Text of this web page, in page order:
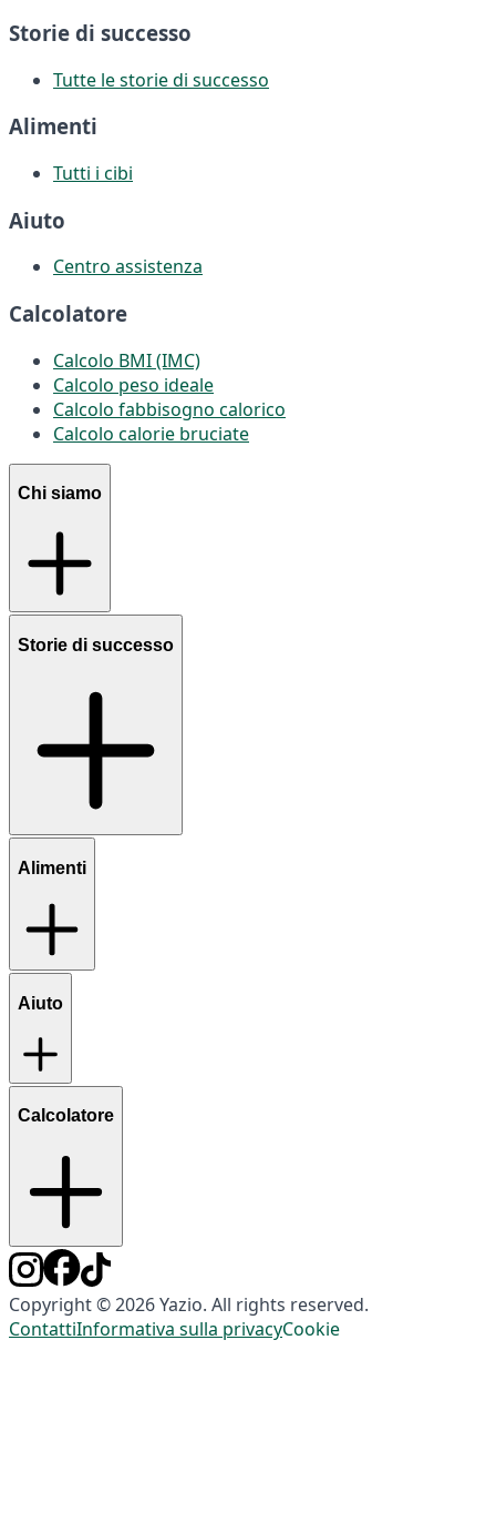
Storie di successo
Tutte le storie di successo
Alimenti
Tutti i cibi
Aiuto
Centro assistenza
Calcolatore
Calcolo BMI (IMC)
Calcolo peso ideale
Calcolo fabbisogno calorico
Calcolo calorie bruciate
Chi siamo
Storie di successo
Alimenti
Aiuto
Calcolatore
Copyright © 2026 Yazio. All rights reserved.
ContattiInformativa sulla privacyCookie